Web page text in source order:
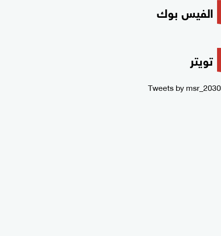
الفيس بوك
تويتر
Tweets by msr_2030